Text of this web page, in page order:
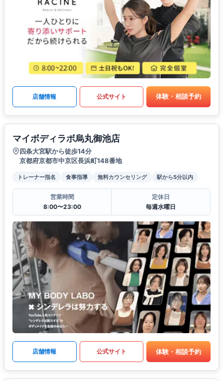
店舗情報 公式サイト 体験・相談予約
マイボディラボ烏丸御池店
四条大宮駅から徒歩14分
京都府京都市中京区長浜町148番地
トレーナー指名 食事指導 無料カウンセリング 駅から5分以内
営業時間
8:00〜23:00
定休日
毎週水曜日
店舗情報 公式サイト 体験・相談予約